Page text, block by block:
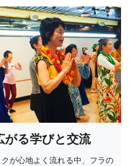
がる学びと交流
が心地よく流れる中、フラの